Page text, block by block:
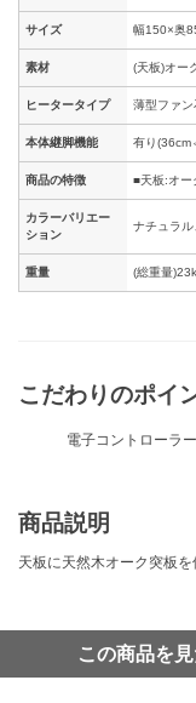
サイズ 幅150×奥
素材 (天板)オー
ヒータータイプ 薄型ファ
本体継脚機能 有り
商品の特徴 ■天板:オー
カラーバリエー
ション
ナチュラル
重量 (総重量
こだわりのポイ
電子コントローラー
商品説明
天板に天然木オーク突板
この商品を